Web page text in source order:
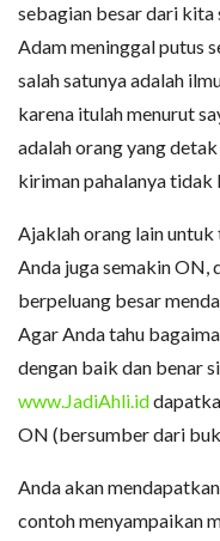
sebagian besar dari kita
Adam meninggal putus
salah satunya adalah
karena itulah menurut
adalah orang yang
kiriman pahalanya tidak
Ajaklah orang lain
Anda juga semakin ON,
berpeluang besar
Agar Anda tahu
dengan baik dan benar
www.JadiAhli.id
ON (bersumber dari
Anda akan
contoh menyampaikan